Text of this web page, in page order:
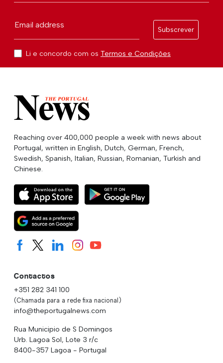
Email address
Subscrever
Li e concordo com os Termos e Condições
Reaching over 400,000 people a week with news about
Portugal, written in English, Dutch, German, French,
Swedish, Spanish, Italian, Russian, Romanian, Turkish and
Chinese.
Contactos
+351 282 341 100
(Chamada para a rede fixa nacional)
info@theportugalnews.com
Rua Municipio de S Domingos
Urb. Lagoa Sol, Lote 3 r/c
8400-357 Lagoa - Portugal